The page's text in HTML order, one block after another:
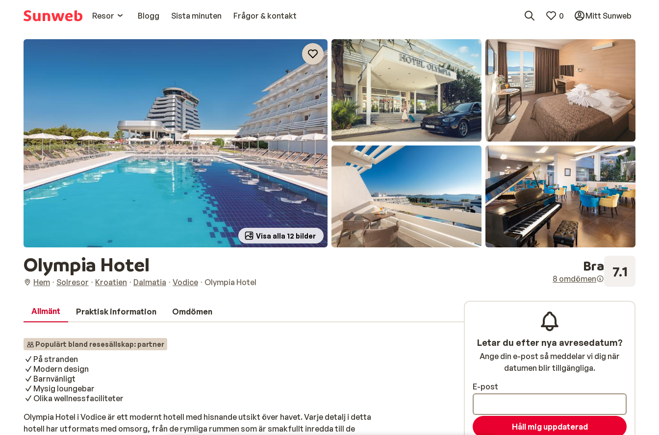
Resor
Blogg Sista minuten Frågor & kontakt 0 Mitt Sunweb
Visa alla 12 bilder
Olympia Hotel
Hem Solresor Kroatien Dalmatia Vodice Olympia Hotel
Bra
8 omdömen 7.1
Allmänt Praktisk information Omdömen
Populärt bland resesällskap: partner
På stranden
Modern design
Barnvänligt
Mysig loungebar
Olika wellnessfaciliteter
Olympia Hotel i Vodice är ett modernt hotell med hisnande utsikt över havet. Varje detalj i detta
hotell har utformats med omsorg, från de rymliga rummen som är smakfullt inredda till de
Letar du efter nya avresedatum?
Ange din e-post så meddelar vi dig när
datumen blir tillgängliga.
E-post
Håll mig uppdaterad